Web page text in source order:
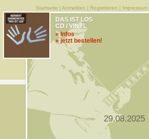
Startseite | Anmelden | Registrieren | Impressum
DAS IST LOS
CD / VINYL
» Infos
» jetzt bestellen!
29.08.2025